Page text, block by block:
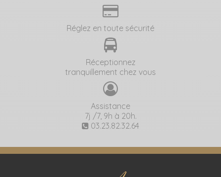
Réglez en toute sécurité
Réceptionnez
tranquillement chez vous
Assistance
7j /7, 9h à 20h.
03.23.82.32.64